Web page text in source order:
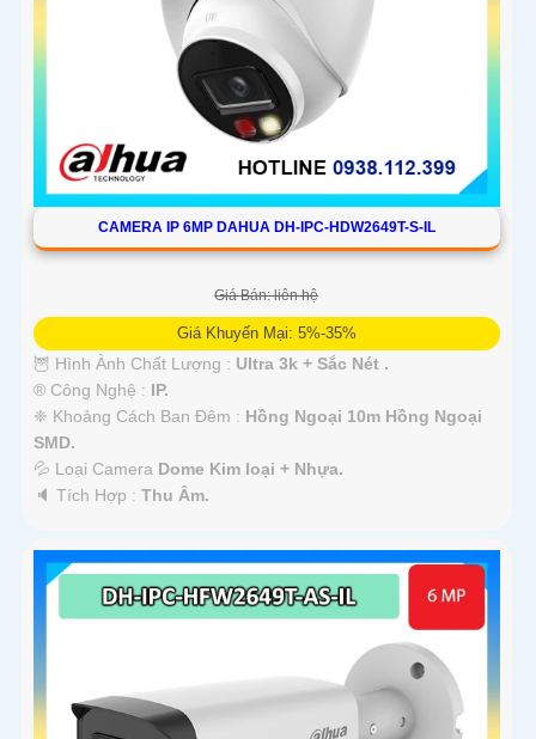
CAMERA IP 6MP DAHUA DH-IPC-HDW2649T-S-IL
Giá Bán: liên hệ
Giá Khuyến Mại: 5%-35%
🦉 Hình Ành Chất Lượng : Ultra 3k + Sắc Nét .
®️ Công Nghệ : IP.
❈ Khoảng Cách Ban Đêm : Hồng Ngoại 10m Hồng Ngoại
SMD.
💦 Loại Camera Dome Kim loại + Nhựa.
️🔈 Tích Hợp : Thu Âm.